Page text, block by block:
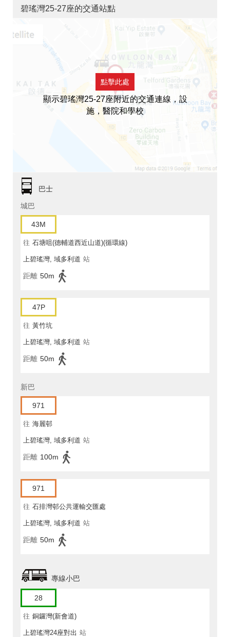
碧瑤灣25-27座的交通站點
點擊此處
顯示碧瑤灣25-27座附近的交通連線，設
施，醫院和學校
巴士
城巴
43M
往 石塘咀(德輔道西近山道)(循環線)
上碧瑤灣, 域多利道 站
距離 50m
47P
往 黃竹坑
上碧瑤灣, 域多利道 站
距離 50m
新巴
971
往 海麗邨
上碧瑤灣, 域多利道 站
距離 100m
971
往 石排灣邨公共運輸交匯處
上碧瑤灣, 域多利道 站
距離 50m
專線小巴
28
往 銅鑼灣(新會道)
上碧瑤灣24座對出 站